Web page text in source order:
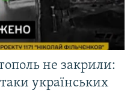
не закрили:
українських